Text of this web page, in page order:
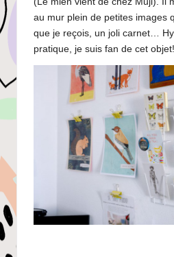
au mur plein de petites images
que je reçois, un joli carnet…
pratique, je suis fan de cet objet!